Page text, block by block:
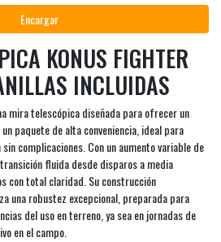
Encargar
KONUS FIGHTER
INCLUIDAS
mira telescópica diseñada para ofrecer un
paquete de alta conveniencia, ideal para
complicaciones. Con un aumento variable de
fluida desde disparos a media
con total claridad. Su construcción
una robustez excepcional, preparada para
del uso en terreno, ya sea en jornadas de
en el campo.